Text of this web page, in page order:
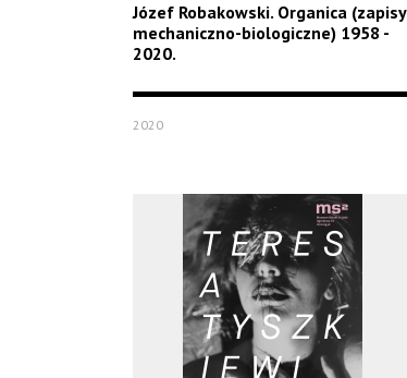
Józef Robakowski. Organica (zapisy
mechaniczno-biologiczne) 1958 -
2020.
2020